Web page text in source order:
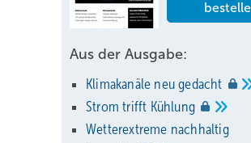
Aus der Ausgabe:
Klimakanäle neugedacht
Strom trifft Kühlung
Wetterextreme nachhaltig